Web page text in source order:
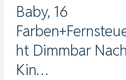
Baby, 16
ht Dimmbar
Kin…